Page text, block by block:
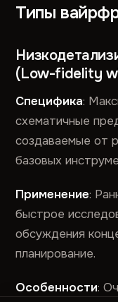
Типы
(Low-fidelity
Специфика:
схематичные
создаваемые от
базовых
Применение:
быстрое
обсуждения
планирование.
Особенности: